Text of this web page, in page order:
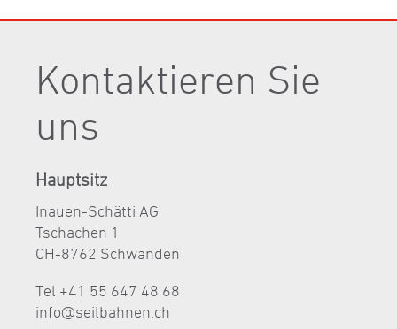
Kontaktieren Sie
uns
Hauptsitz
Inauen-Schätti AG
Tschachen 1
CH-8762 Schwanden
Tel +41 55 647 48 68
nf
s lb hn n ch